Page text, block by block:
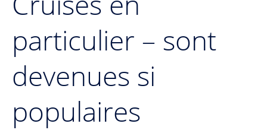
particulier – sont
devenues si
populaires